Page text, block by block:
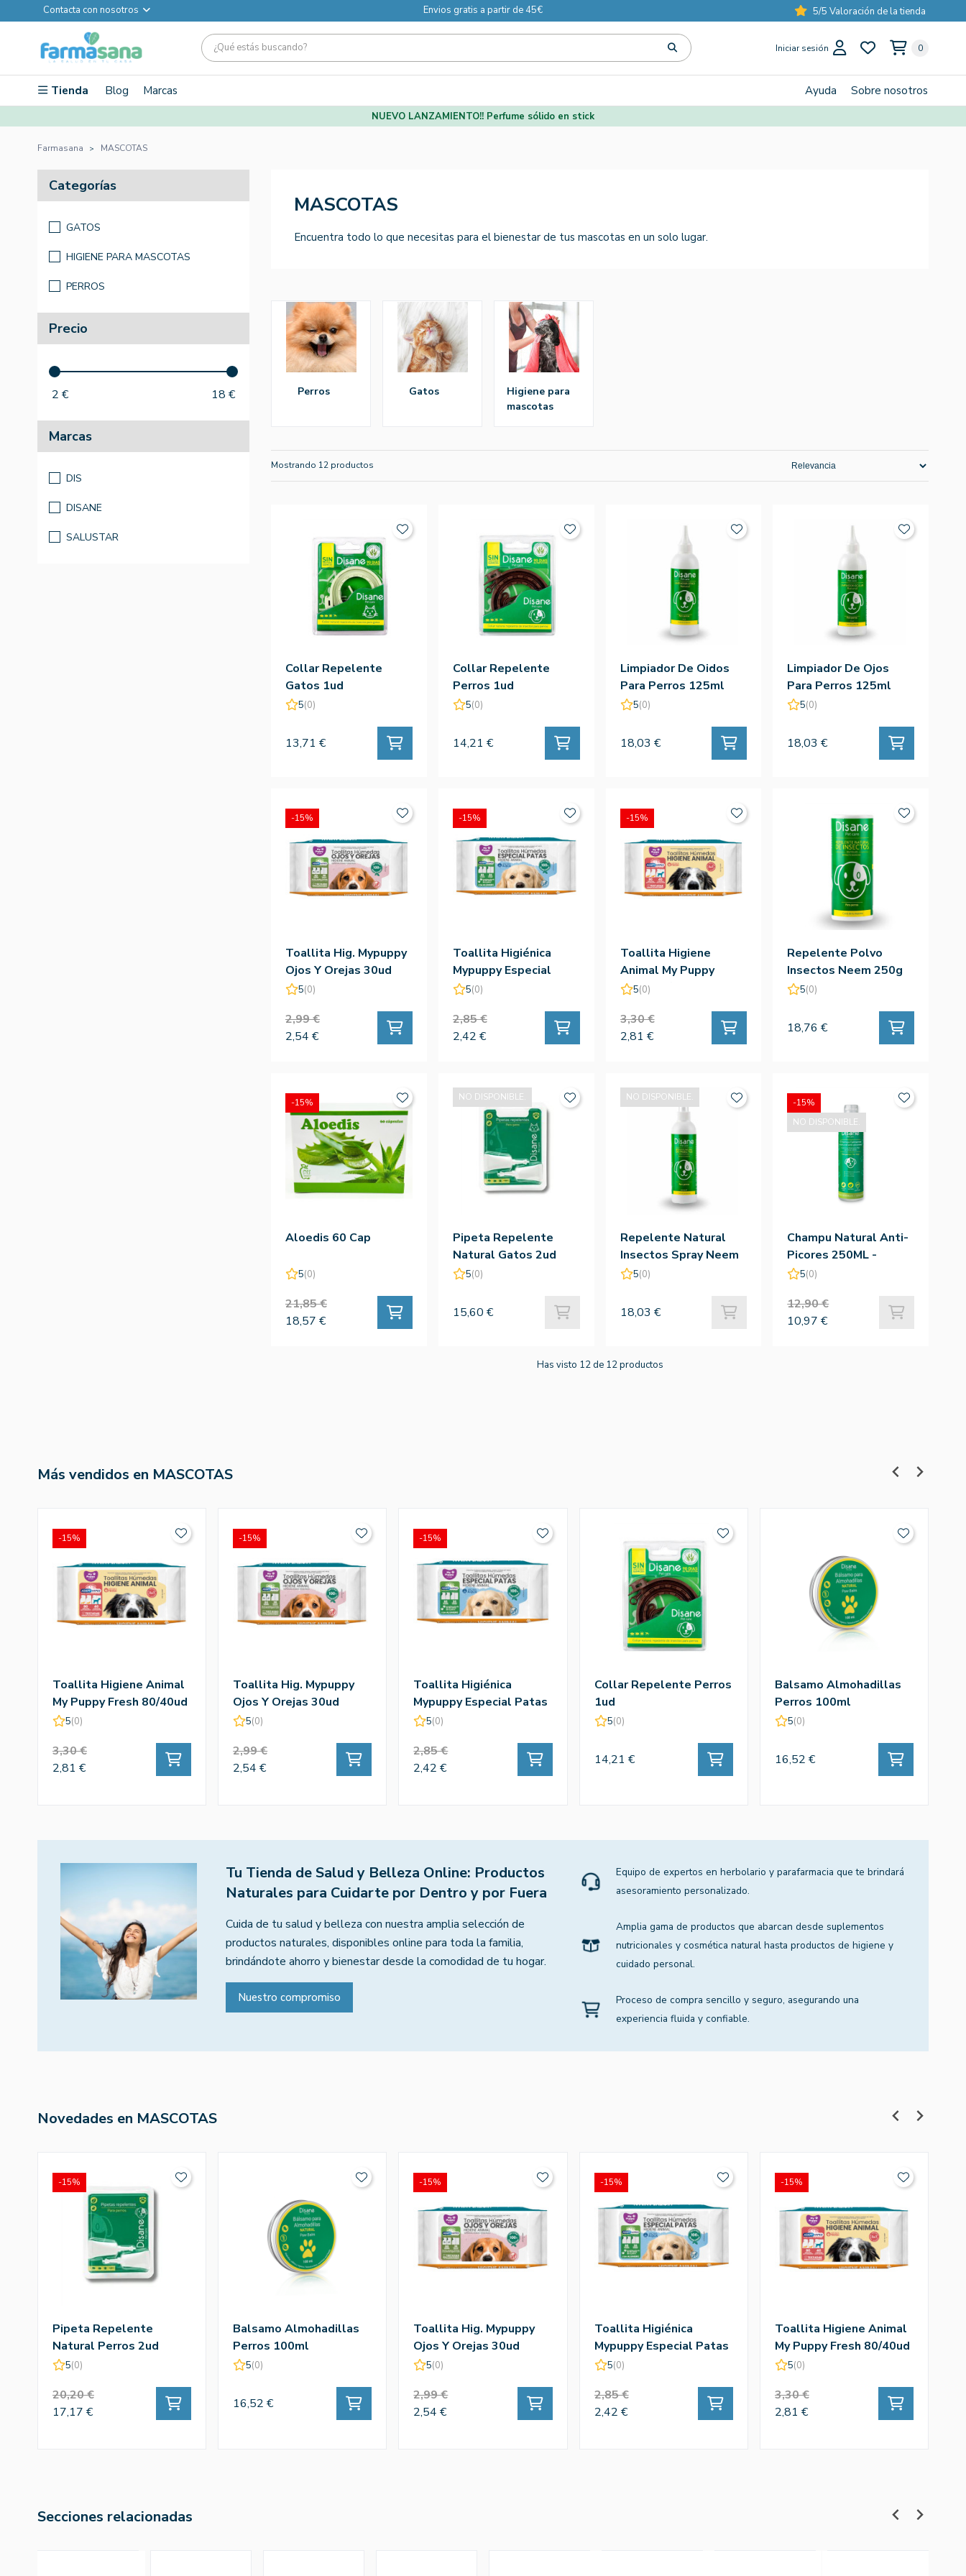
Contacta con nosotros Envios gratis a partir de 45€ 5/5 Valoración de la tienda
Iniciar sesión 0
Tienda Blog Marcas Ayuda Sobre nosotros
NUEVO LANZAMIENTO!! Perfume sólido en stick
Farmasana MASCOTAS
Categorías
GATOS
HIGIENE PARA MASCOTAS
PERROS
Precio
2 € 18 €
Marcas
DIS
DISANE
SALUSTAR
MASCOTAS
Encuentra todo lo que necesitas para el bienestar de tus mascotas en un solo lugar.
perros gatos
higiene para
mascotas
Mostrando 12 productos
Collar Repelente
Gatos 1ud
5(0)
13,71 €
Collar Repelente
Perros 1ud
5(0)
14,21 €
Limpiador De Oidos
Para Perros 125ml
5(0)
18,03 €
Limpiador De Ojos
Para Perros 125ml
5(0)
18,03 €
Toallita Hig. Mypuppy
Ojos Y Orejas 30ud
5(0)
2,99 €
2,54 €
-15%
Toallita Higiénica
Mypuppy Especial
Patas 30Ud
5(0)
2,85 €
2,42 €
-15%
Toallita Higiene
Animal My Puppy
Fresh 80/40ud
5(0)
3,30 €
2,81 €
-15%
Repelente Polvo
Insectos Neem 250g
5(0)
18,76 €
Aloedis 60 Cap
5(0)
21,85 €
18,57 €
-15%
Pipeta Repelente
Natural Gatos 2ud
5(0)
15,60 €
NO DISPONIBLE.
Repelente Natural
Insectos Spray Neem
250ml
5(0)
18,03 €
NO DISPONIBLE.
Champu Natural Anti-
Picores 250ML -
Disane
5(0)
12,90 €
10,97 €
-15%
NO DISPONIBLE.
Has visto 12 de 12 productos
Más vendidos en MASCOTAS
Toallita Higiene Animal
My Puppy Fresh 80/40ud
5(0)
3,30 €
2,81 €
-15%
Toallita Hig. Mypuppy
Ojos Y Orejas 30ud
5(0)
2,99 €
2,54 €
-15%
Toallita Higiénica
Mypuppy Especial Patas
30Ud
5(0)
2,85 €
2,42 €
-15%
Collar Repelente Perros
1ud
5(0)
14,21 €
Balsamo Almohadillas
Perros 100ml
5(0)
16,52 €
Tu Tienda de Salud y Belleza Online: Productos
Naturales para Cuidarte por Dentro y por Fuera
Cuida de tu salud y belleza con nuestra amplia selección de
productos naturales, disponibles online para toda la familia,
brindándote ahorro y bienestar desde la comodidad de tu hogar.
Nuestro compromiso
Equipo de expertos en herbolario y parafarmacia que te brindará
asesoramiento personalizado.
Amplia gama de productos que abarcan desde suplementos
nutricionales y cosmética natural hasta productos de higiene y
cuidado personal.
Proceso de compra sencillo y seguro, asegurando una
experiencia fluida y confiable.
Novedades en MASCOTAS
Pipeta Repelente
Natural Perros 2ud
5(0)
20,20 €
17,17 €
-15%
Balsamo Almohadillas
Perros 100ml
5(0)
16,52 €
Toallita Hig. Mypuppy
Ojos Y Orejas 30ud
5(0)
2,99 €
2,54 €
-15%
Toallita Higiénica
Mypuppy Especial Patas
30Ud
5(0)
2,85 €
2,42 €
-15%
Toallita Higiene Animal
My Puppy Fresh 80/40ud
5(0)
3,30 €
2,81 €
-15%
Secciones relacionadas